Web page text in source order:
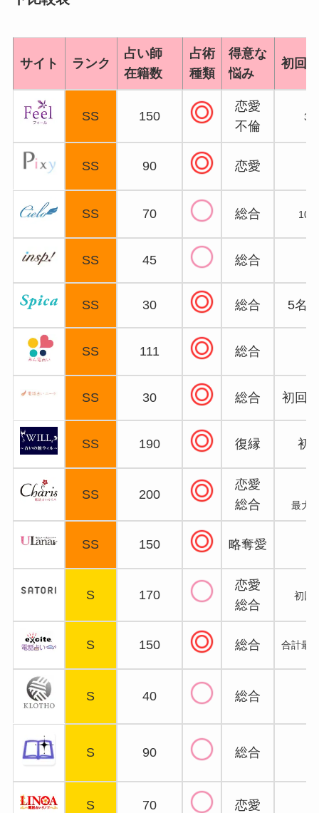
サイト ランク
占い師
在籍数
占術
種類
得意な
悩み
初回
SS 150
恋愛
不倫
SS 90 恋愛
SS 70 総合 10
SS 45 総合
SS 30 総合 5名
SS 111 総合
SS 30 総合 初回
SS 190 復縁 初
SS 200
恋愛
総合
最大
SS 150 略奪愛
S 170
恋愛
総合
初回
S 150 総合 合計最
S 40 総合
S 90 総合
S 70 恋愛